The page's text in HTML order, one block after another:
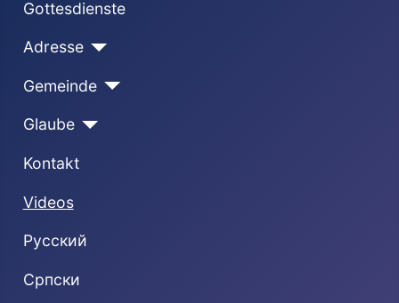
Gottesdienste
Adresse
Gemeinde
Glaube
Kontakt
Videos
Русский
Cрпски